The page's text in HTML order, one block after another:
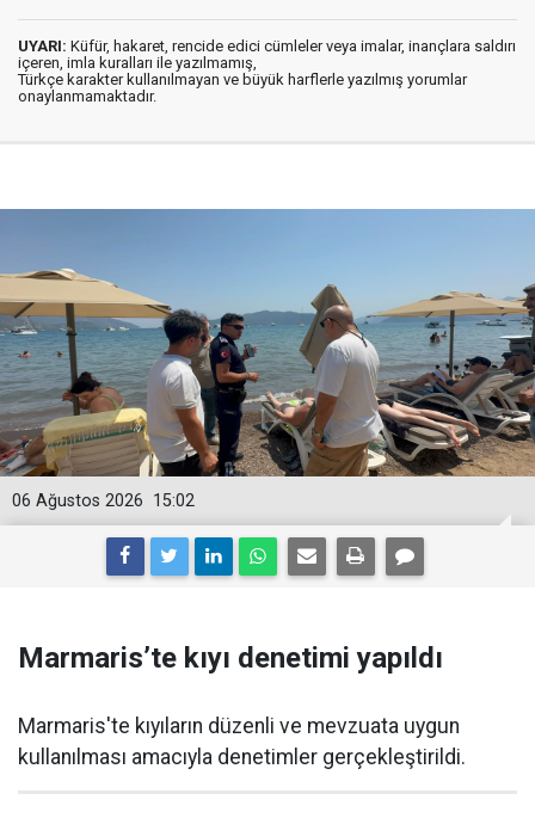
UYARI: Küfür, hakaret, rencide edici cümleler veya imalar, inançlara saldırı
içeren, imla kuralları ile yazılmamış,
Türkçe karakter kullanılmayan ve büyük harflerle yazılmış yorumlar
onaylanmamaktadır.
15:02
06 Ağustos 2026
Marmaris’te kıyı denetimi yapıldı
Marmaris'te kıyıların düzenli ve mevzuata uygun
kullanılması amacıyla denetimler gerçekleştirildi.